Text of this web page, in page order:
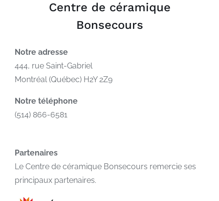
Centre de céramique
Bonsecours
Notre adresse
444, rue Saint-Gabriel
Montréal (Québec) H2Y 2Z9
Notre téléphone
(514) 866-6581
Partenaires
Le Centre de céramique Bonsecours remercie ses
principaux partenaires.